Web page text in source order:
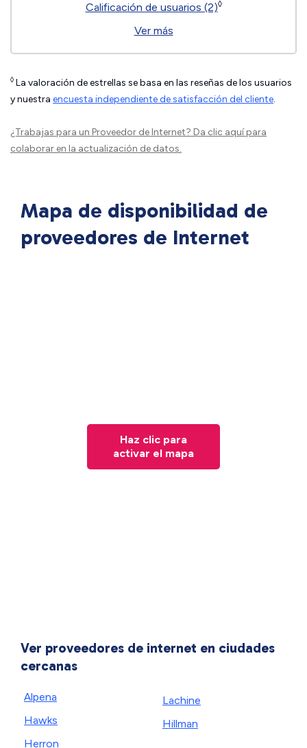
Calificación de usuarios (2)◊
Ver más
◊ La valoración de estrellas se basa en las reseñas de los usuarios
y nuestra encuesta independiente de satisfacción del cliente.
¿Trabajas para un Proveedor de Internet? Da clic aquípara
colaborar en la actualización de datos.
Mapa de disponibilidad de
proveedores de Internet
Haz clic para
activar el mapa
Ver proveedores de internet en ciudades
cercanas
Alpena
Hawks
Herron
Lachine
Hillman